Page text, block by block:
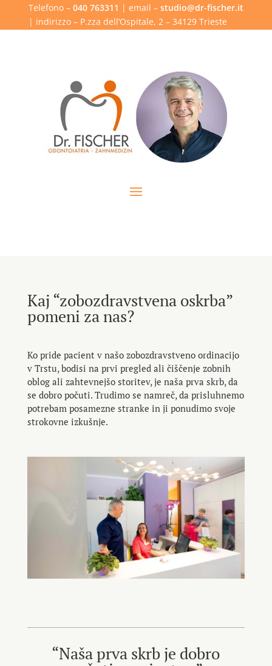
Telefono – 040 763311 | email – studio@dr-fischer.it
| indirizzo – P.zza dell’Ospitale, 2 – 34129 Trieste
Kaj “zobozdravstvena oskrba”
pomeni za nas?
Ko pride pacient v našo zobozdravstveno ordinacijo
v Trstu, bodisi na prvi pregled ali čiščenje zobnih
oblog ali zahtevnejšo storitev, je naša prva skrb, da
se dobro počuti. Trudimo se namreč, da prisluhnemo
potrebam posamezne stranke in ji ponudimo svoje
strokovne izkušnje.
“Naša prva skrb je dobro